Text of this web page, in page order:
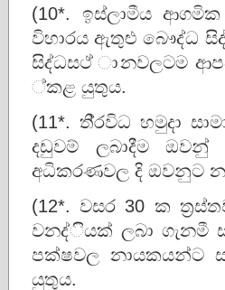
(10*. ඉස්ලාමීය
විහාරය ඇතුළු බෞද්ධ
සිද්ධසථ් ානවලටම
්කළ යුතුය.
(11*. ති‍්‍රවිධ හමුදා
දඩුවම් ලබාදීම ඔවනු්
අධිකරණවල දි ඔවනුට
(12*. වසර 30 ක
වනද්ියක් ලබා ගැනමී
පක්ෂවල නායකයන්ට
යුතුය.